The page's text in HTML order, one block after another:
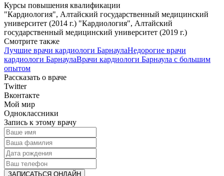
Курсы повышения квалификации
"Кардиология", Алтайский государственный медицинский
университет (2014 г.) "Кардиология", Алтайский
государственный медицинский университет (2019 г.)
Смотрите также
Лучшие врачи кардиологи БарнаулаНедорогие врачи
кардиологи БарнаулаВрачи кардиологи Барнаула с большим
опытом
Рассказать о враче
Twitter
Вконтакте
Мой мир
Одноклассники
Запись к этому врачу